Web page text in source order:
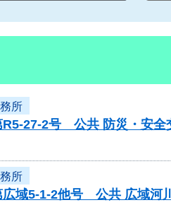
所
R5-27-2号 公共 防災・安
所
広域5-1-2他号 公共 広域